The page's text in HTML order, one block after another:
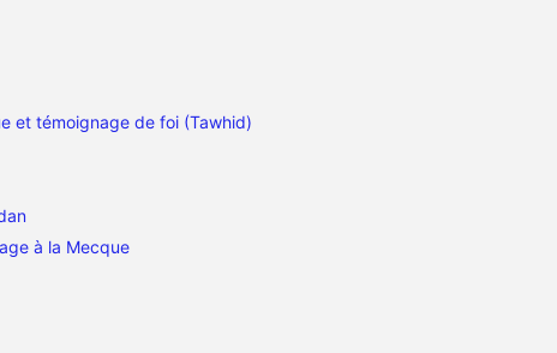
et témoignage de foi (Tawhid)
à la Mecque